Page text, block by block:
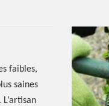
faibles,
saines